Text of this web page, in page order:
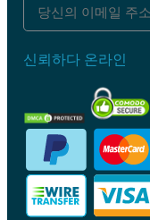
신뢰하다 온라인